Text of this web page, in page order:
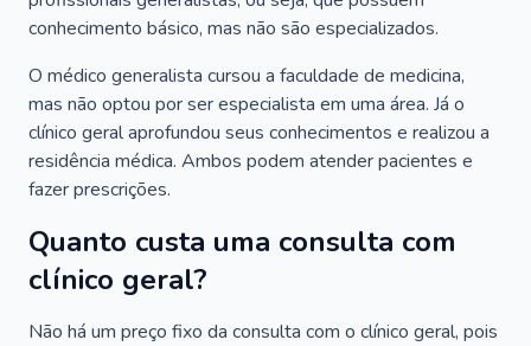
conhecimento básico, mas não são especializados.
O médico generalista cursou a faculdade de medicina,
mas não optou por ser especialista em uma área. Já o
clínico geral aprofundou seus conhecimentos e realizou a
residência médica. Ambos podem atender pacientes e
fazer prescrições.
Quanto custa uma consulta com
clínico geral?
Não há um preço fixo da consulta com o clínico geral, pois